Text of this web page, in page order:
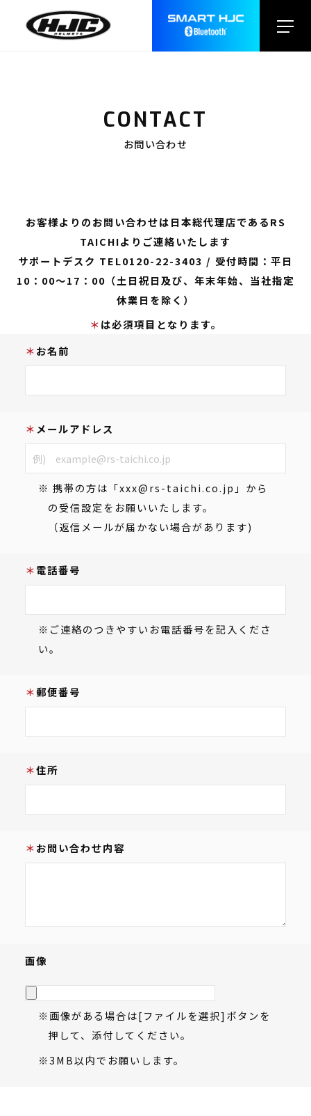
CONTACT
お問い合わせ
お客様よりのお問い合わせは日本総代理店であるRS
TAICHIよりご連絡いたします
サポートデスク TEL0120-22-3403 / 受付時間：平日
10：00～17：00（土日祝日及び、年末年始、当社指定
休業日を除く）
は必須項目となります。
お名前
メールアドレス
※ 携帯の方は「xxx@rs-taichi.co.jp」から
の受信設定をお願いいたします。
（返信メールが届かない場合があります)
電話番号
※ご連絡のつきやすいお電話番号を記入くださ
い。
郵便番号
住所
お問い合わせ内容
画像
※画像がある場合は[ファイルを選択]ボタンを
押して、添付してください。
※3MB以内でお願いします。